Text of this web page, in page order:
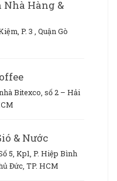
Nhà Hàng &
P. 3 , Quận Gò
Bitexco, số 2 – Hải
& Nước
5, Kp1, P. Hiệp Bình
Đức, TP. HCM